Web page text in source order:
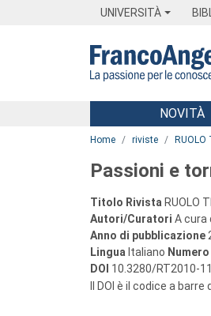
UNIVERSITÀ
Menu
NOVITÀ
Home riviste RUOLO
Passioni e
Titolo Rivista RUOLO
Autori/Curatori A cura
Anno di pubblicazione
Lingua Italiano
DOI 10.3280/RT2010-
Il DOI è il codice a